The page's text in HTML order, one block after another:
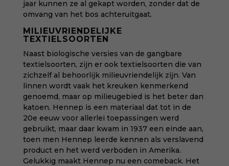
jaar kunnen ze al gekapt worden, zonder dat de
omvang van het bos achteruitgaat.
MILIEUVRIENDELIJKE
TEXTIELSOORTEN
Naast biologische versies van de gangbare
textielsoorten, zijn er ook textielsoorten die van
zichzelf al behoorlijk milieuvriendelijk zijn. Van
linnen wordt vaak het kreuken kenmerkend
genoemd, maar op milieugebied is het beter dan
katoen. Hennep is een materiaal dat tot in de
20e eeuw voor allerlei toepassingen werd
gebruikt, maar daar kwam in 1937 een einde aan,
toen men Hennep leerde kennen als verslavend
product en het werd verboden in Amerika.
Gelukkig maakt Hennep nu een comeback. Het